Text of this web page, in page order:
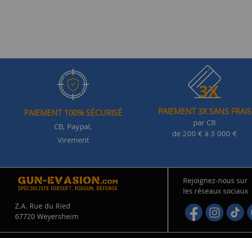
PAIEMENT 100% SÉCURISÉ
CB, Paypal,
Virement
PAIEMENT 3X SANS FRAIS
par CB
de 200 € à 3 000 €
Z.A. Rue du Ried
67720 Weyersheim
Rejoignez-nous sur
les réseaux sociaux